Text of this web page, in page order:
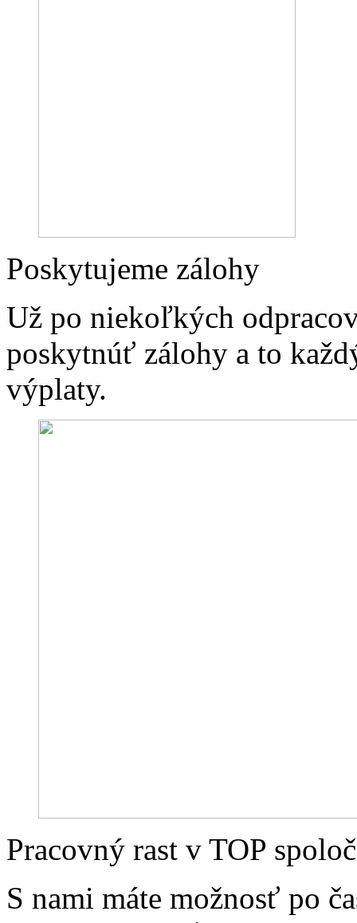
Poskytujeme zálohy
Už po niekoľkých
poskytnúť zálohy a to
výplaty.
Pracovný rast v TOP
S nami máte možnosť po